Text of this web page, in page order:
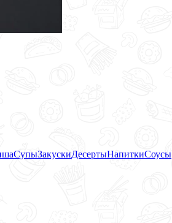
СупыЗакускиДесертыНапиткиСоусы